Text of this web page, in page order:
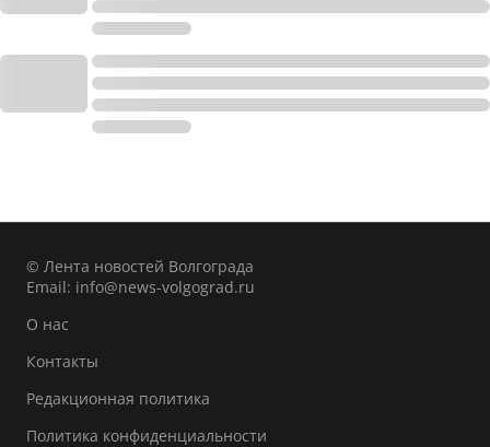
© Лента новостей Волгограда
Email: info@news-volgograd.ru
О нас
Контакты
Редакционная политика
Политика конфиденциальности